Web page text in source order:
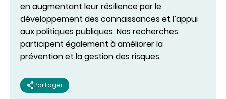
en augmentant leur résilience par le
développement des connaissances et l’appui
aux politiques publiques. Nos recherches
participent également à améliorer la
prévention et la gestion des risques.
Partager